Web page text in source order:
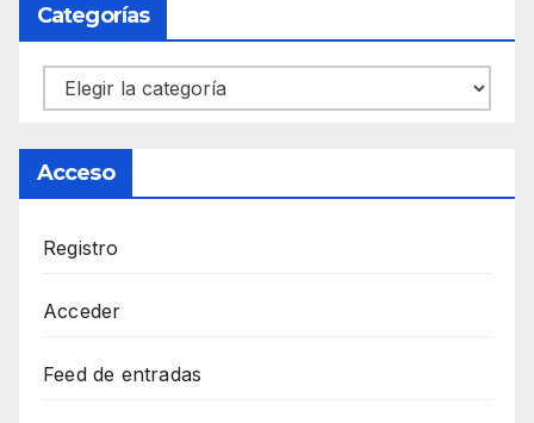
Categorías
Categorías
Acceso
Registro
Acceder
Feed de entradas